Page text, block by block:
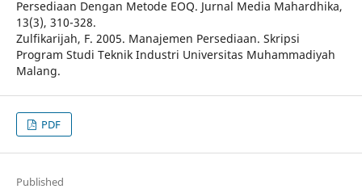
Persediaan Dengan Metode EOQ. Jurnal Media Mahardhika,
13(3), 310-328.
Zulfikarijah, F. 2005. Manajemen Persediaan. Skripsi
Program Studi Teknik Industri Universitas Muhammadiyah
Malang.
PDF
Published